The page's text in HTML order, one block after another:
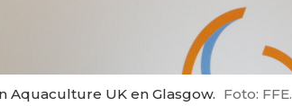
Aquaculture UK en Glasgow. Foto: FFE.